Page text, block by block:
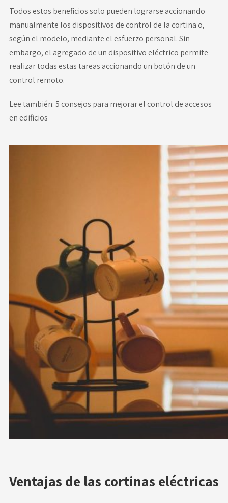
Todos estos beneficios solo pueden lograrse accionando
manualmente los dispositivos de control de la cortina o,
según el modelo, mediante el esfuerzo personal. Sin
embargo, el agregado de un dispositivo eléctrico permite
realizar todas estas tareas accionando un botón de un
control remoto.
Lee también:5 consejos para mejorar el control de accesos
en edificios
Ventajas de las cortinas eléctricas